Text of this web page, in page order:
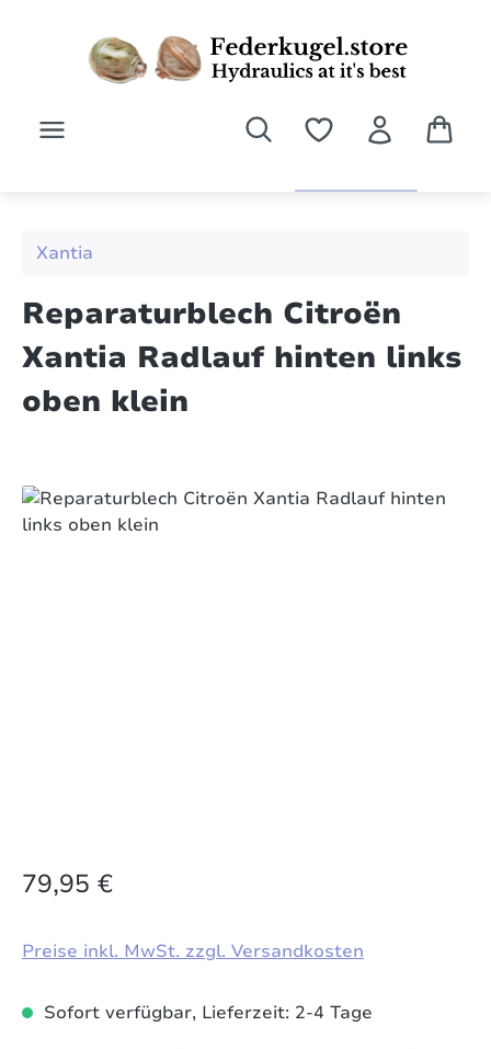
Xantia
Reparaturblech Citroën
Xantia Radlauf hinten links
oben klein
Bildergalerie überspringen
79,95 €
Preise inkl. MwSt. zzgl. Versandkosten
Sofort verfügbar, Lieferzeit: 2-4 Tage